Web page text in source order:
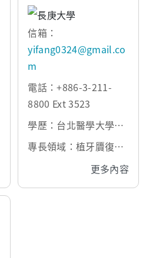
信箱：
yifang0324@gmail.co
m
電話：+886-3-211-
8800 Ext 3523
學歷：台北醫學大學牙
醫學系博士
專長領域：植牙贗復、
頭頸癌口腔重建、大數
更多內容